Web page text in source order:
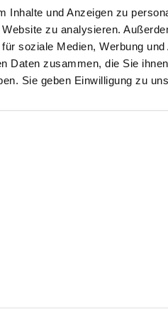
Inhalte und Anzeigen zu
zu analysieren.
soziale Medien, Werbung
Daten zusammen, die Sie
Sie geben Einwilligung zu
AGBDatenschutz